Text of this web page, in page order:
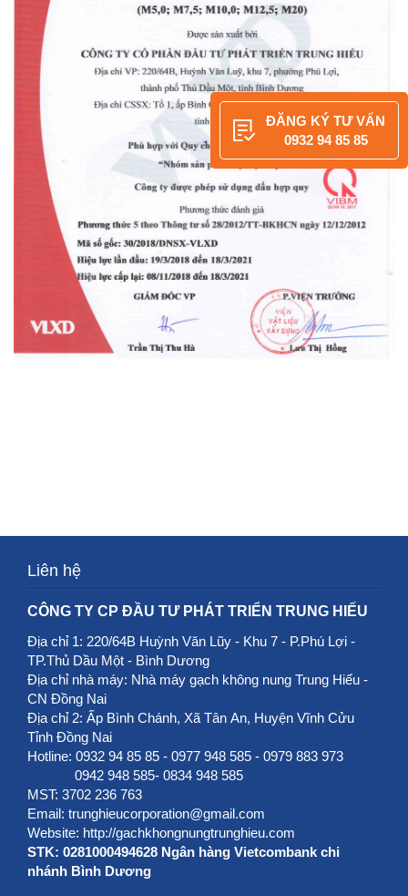
ĐĂNG KÝ TƯ VẤN
0932 94 85 85
Liên hệ
CÔNG TY CP ĐẦU TƯ PHÁT TRIỂN TRUNG HIẾU
Địa chỉ 1: 220/64B Huỳnh Văn Lũy - Khu 7 - P.Phú Lợi -
TP.Thủ Dầu Một - Bình Dương
Địa chỉ nhà máy: Nhà máy gạch không nung Trung Hiếu -
CN Đồng Nai
Địa chỉ 2: Ấp Bình Chánh, Xã Tân An, Huyện Vĩnh Cửu
Tỉnh Đồng Nai
Hotline: 0932 94 85 85 - 0977 948 585 - 0979 883 973
0942 948 585- 0834 948 585
MST: 3702 236 763
Email: trunghieucorporation@gmail.com
Website: http://gachkhongnungtrunghieu.com
STK: 0281000494628 Ngân hàng Vietcombank chi
nhánh Bình Dương